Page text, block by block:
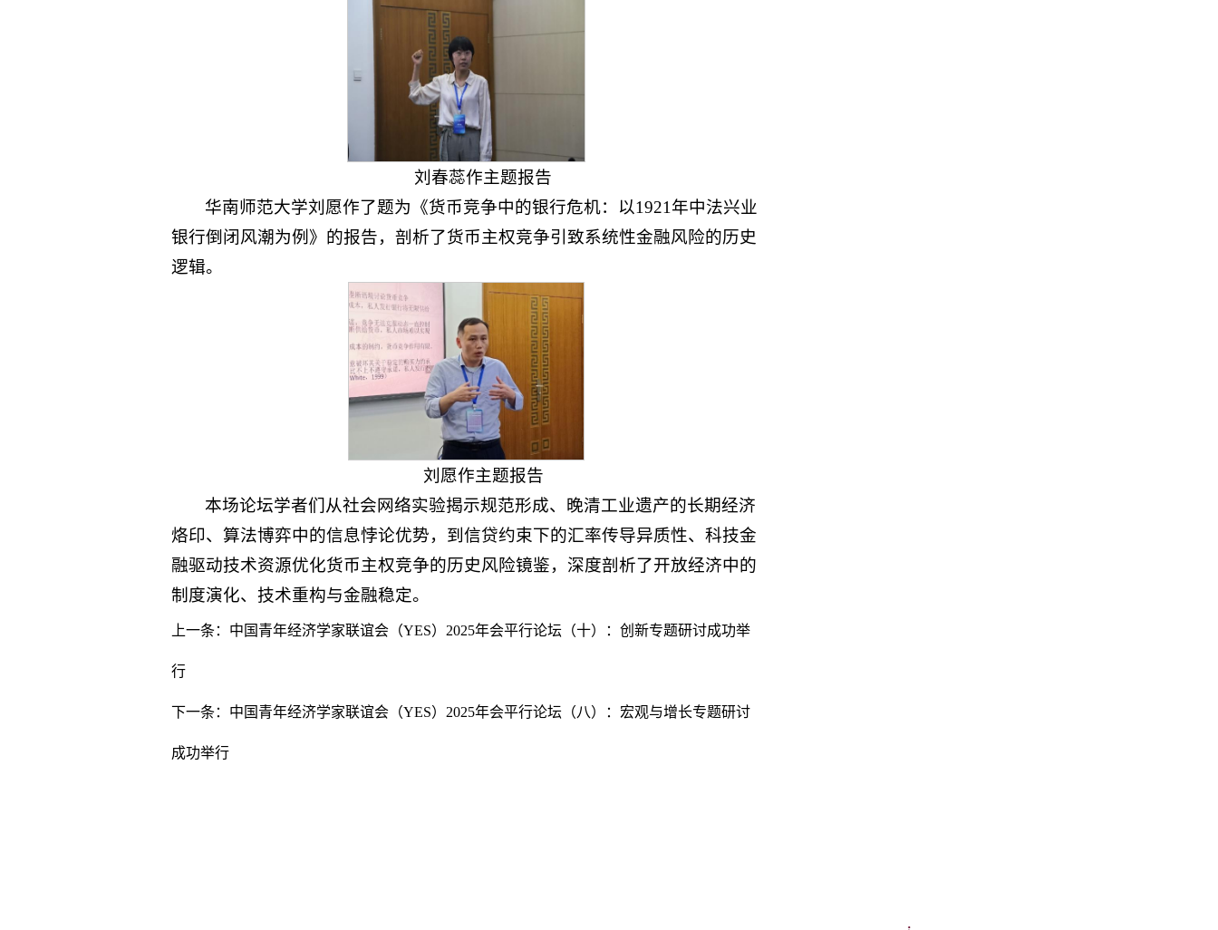
刘春蕊作主题报告
华南师范大学刘愿作了题为《货币竞争中的银行危机：以1921年中法兴业
银行倒闭风潮为例》的报告，剖析了货币主权竞争引致系统性金融风险的历史
逻辑。
刘愿作主题报告
本场论坛学者们从社会网络实验揭示规范形成、晚清工业遗产的长期经济
烙印、算法博弈中的信息悖论优势，到信贷约束下的汇率传导异质性、科技金
融驱动技术资源优化货币主权竞争的历史风险镜鉴，深度剖析了开放经济中的
制度演化、技术重构与金融稳定。
上一条： 中国青年经济学家联谊会（YES）2025年会平行论坛（十）：创新专题研讨成功举
行
下一条： 中国青年经济学家联谊会（YES）2025年会平行论坛（八）：宏观与增长专题研讨
成功举行